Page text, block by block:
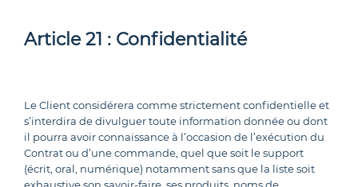
Article 21 : Confidentialité
Le Client considérera comme strictement confidentielle et
s’interdira de divulguer toute information donnée ou dont
il pourra avoir connaissance à l’occasion de l’exécution du
Contrat ou d’une commande, quel que soit le support
(écrit, oral, numérique) notamment sans que la liste soit
exhaustive son savoir-faire, ses produits, noms de